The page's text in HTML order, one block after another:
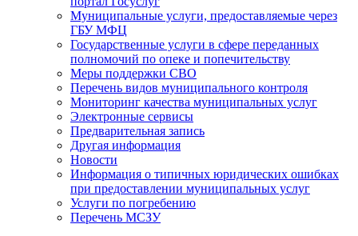
Муниципальные услуги, предоставляемые через
ГБУ МФЦ
Государственные услуги в сфере переданных
полномочий по опеке и попечительству
Меры поддержки СВО
Перечень видов муниципального контроля
Мониторинг качества муниципальных услуг
Электронные сервисы
Предварительная запись
Другая информация
Новости
Информация о типичных юридических ошибках
при предоставлении муниципальных услуг
Услуги по погребению
Перечень МСЗУ